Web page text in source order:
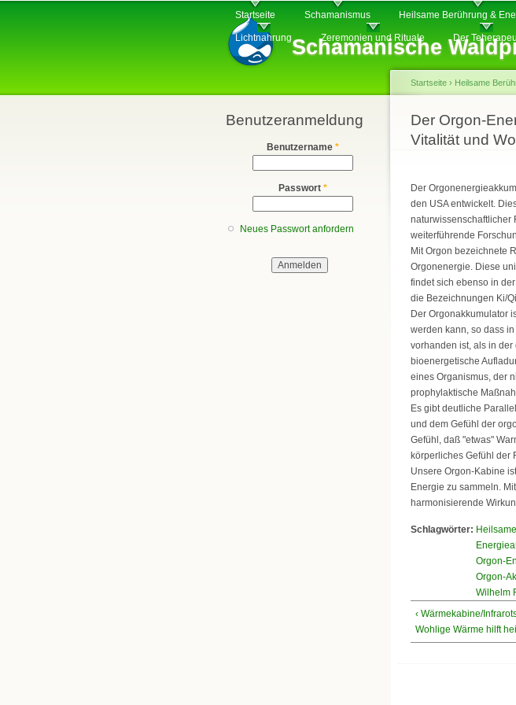
Direkt
zum
Inhalt
Schamanische
Hauptmenü
Startseite Schamanismus Heilsame Berührung &
Lichtnahrung Zeremonien und Rituale Der
Benutzeranmeldung
Benutzername *
Passwort *
Neues Passwort anfordern
Sie sind hier
Startseite › Heilsame
Der Orgon-
Vitalität und
Der
den USA entwickelt.
naturwissenschaftlicher
weiterführende
Mit Orgon bezeichnete
Orgonenergie. Diese
findet sich ebenso in
die Bezeichnungen Ki/
Der Orgonakkumulator
werden kann, so dass
vorhanden ist, als in
bioenergetische
eines Organismus, der
prophylaktische
Es gibt deutliche
und dem Gefühl der
Gefühl, daß "etwas"
körperliches Gefühl der
Unsere Orgon-Kabine
Energie zu sammeln.
harmonisierende
Schlagwörter:
Orgon-
Orgon-
Wilhelm
‹ Wärmekabine/
Wohlige Wärme hilft